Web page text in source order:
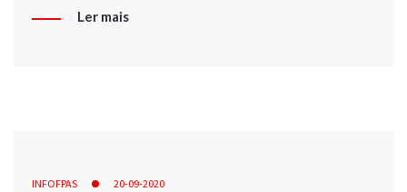
Ler mais
INFOFPAS 20-09-2020